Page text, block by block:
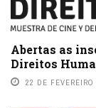
Abertas as
Direitos
22 DE FEVEREIRO